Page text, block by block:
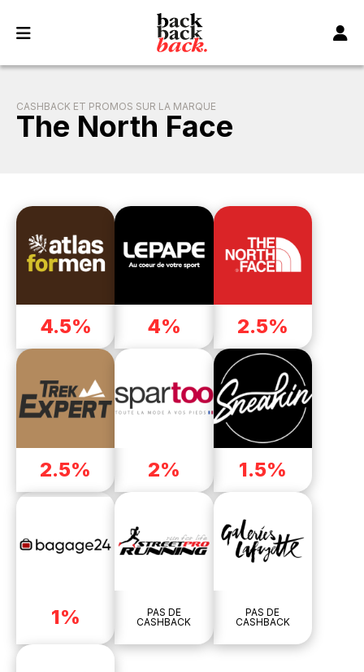
CASHBACK ET PROMOS SUR LA MARQUE
The North Face
4.5% 4% 2.5%
2.5% 2% 1.5%
1%
PAS DE
CASHBACK
PAS DE
CASHBACK